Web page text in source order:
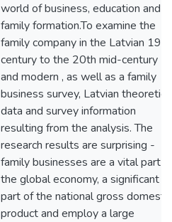
world of business, education and
family formation.To examine the
family company in the Latvian 19th
century to the 20th mid-century
and modern , as well as a family
business survey, Latvian
data and survey information
resulting from the analysis. The
research results are surprising -
family businesses are a vital part
the global economy, a significant
part of the national gross domestic
product and employ a large